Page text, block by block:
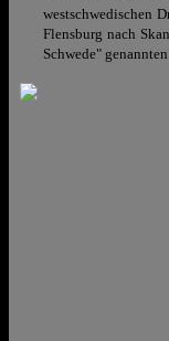
westschwedischen
Flensburg nach
Schwede"